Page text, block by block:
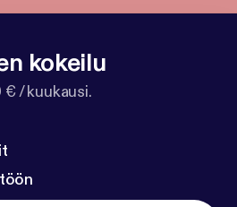
kokeilu
€ / kuukausi.